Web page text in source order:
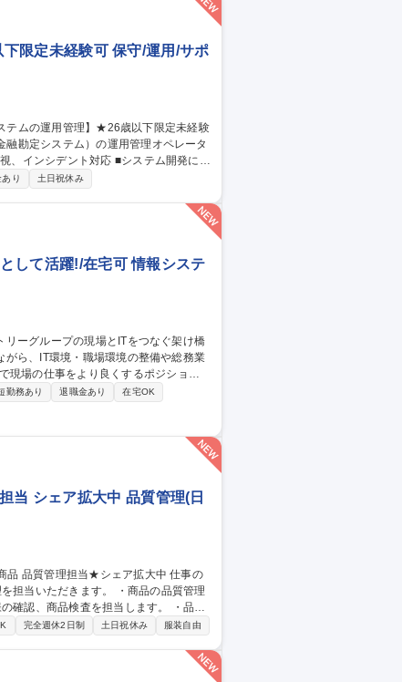
限定未経験可 保守/運用/サポ
づいた大規模金融システムの運用業務
り 土日祝休み
して活躍!/在宅可 情報システ
現場の仕事をより良くするポジション
整備・執務環境改善（レイアウト設
のITプロジェクト進行支援、情報セキ
勤務あり 退職金あり
在宅OK
当 シェア拡大中 品質管理(日
ます。 ・商品の品質管理
確認、商品検査を担当します。 ・品質
完全週休2日制 土日祝休み 服装自由